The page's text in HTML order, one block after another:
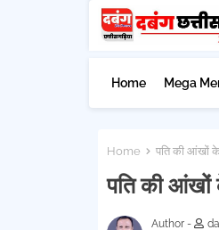
Home Mega
Home पति की आंखों के
पति की आंखों
Author -